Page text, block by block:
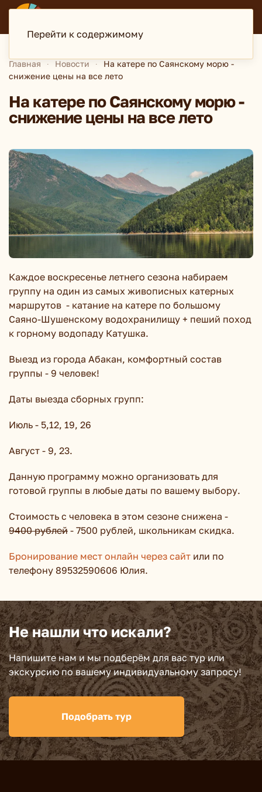
Перейти к содержимому
ДИСКАВЕРИ
Главная Новости
На катере по Саянскому морю -
снижение цены на все лето
На катере по Саянскому морю -
снижение цены на все лето
Каждое воскресенье летнего сезона набираем
группу на один из самых живописных катерных
маршрутов - катание на катере по большому
Саяно-Шушенскому водохранилищу + пеший поход
к горному водопаду Катушка.
Выезд из города Абакан, комфортный состав
группы - 9 человек!
Даты выезда сборных групп:
Июль - 5,12, 19, 26
Август - 9, 23.
Данную программу можно организовать для
готовой группы в любые даты по вашему выбору.
Стоимость с человека в этом сезоне снижена -
9400 рублей - 7500 рублей, школьникам скидка.
Бронирование мест онлайн через сайт или по
телефону 89532590606 Юлия.
Не нашли что искали?
Напишите нам и мы подберём для вас тур или
экскурсию по вашему индивидуальному запросу!
Подобрать тур